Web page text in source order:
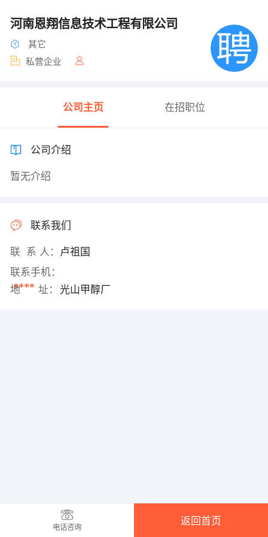
河南恩翔信息技术工程有限公司
其它
私营企业
公司主页 在招职位
公司介绍
暂无介绍
联系我们
联 系 人： 卢祖国
联系手机：
****
地 址： 光山甲醇厂
电话咨询
返回首页